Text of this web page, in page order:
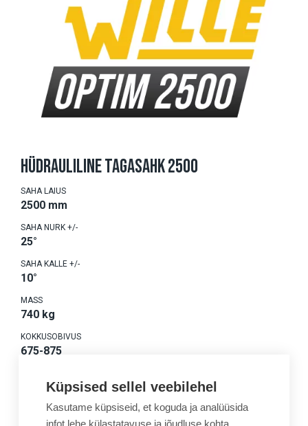
HÜDRAULILINE TAGASAHK 2500
SAHA LAIUS
2500 mm
SAHA NURK +/-
25°
SAHA KALLE +/-
10°
MASS
740 kg
KOKKUSOBIVUS
675-875
TUTVU LÄHEMALT
Küpsised sellel veebilehel
Kasutame küpsiseid, et koguda ja analüüsida
infot lehe külastatavuse ja jõudluse kohta,